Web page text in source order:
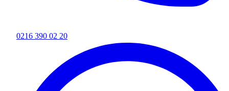
0216 390 02 20